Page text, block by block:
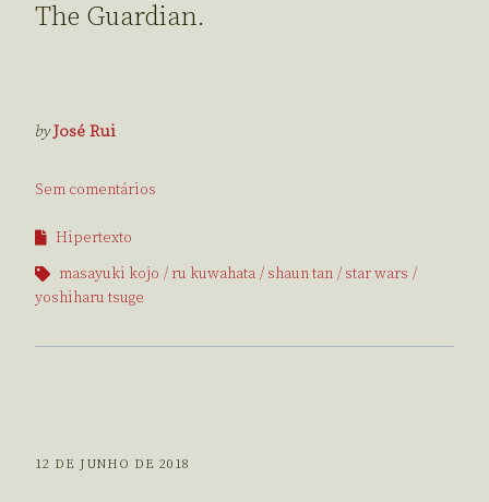
The Guardian.
byJosé Rui
Sem comentários
Hipertexto
masayuki kojo
ru kuwahata shaun tan
star wars
yoshiharu tsuge
12 DE JUNHO DE 2018